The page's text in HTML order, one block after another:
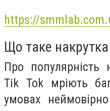
https://
Що таке накрутка
Про популярність
Tik Tok мріють
умовах